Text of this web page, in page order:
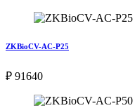
ZKBioCV-AC-P25
₽ 91640